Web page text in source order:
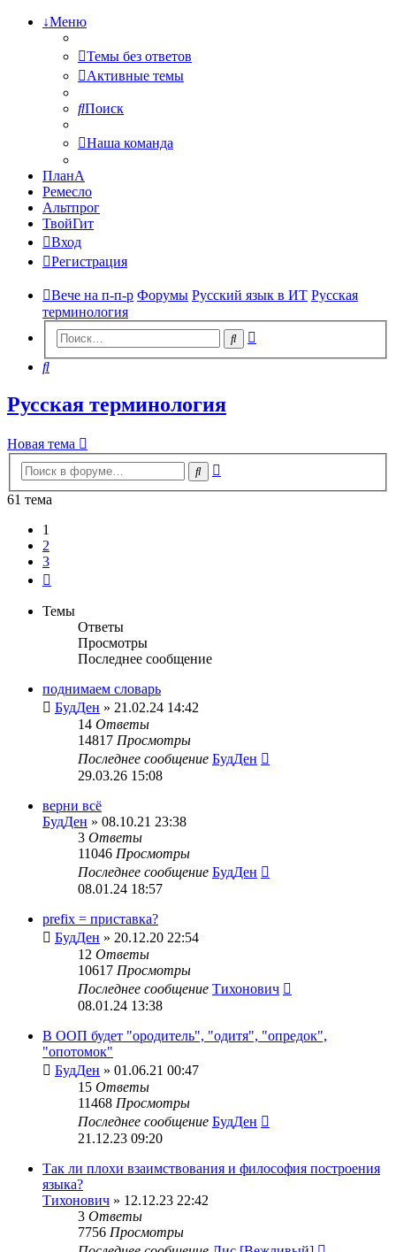
↓Меню
Темы без ответов
Активные темы
Поиск
Наша команда
ПланА
Ремесло
Альтпрог
ТвойГит
Вход
Регистрация
Вече на п-п-р Форумы Русский язык в ИТ Русская
терминология
Поиск
Поиск
Русская терминология
Новая тема
Поиск
61 тема
1
2
3
Темы
Ответы
Просмотры
Последнее сообщение
поднимаем словарь
БудДен » 21.02.24 14:42
14 Ответы
14817 Просмотры
Последнее сообщение БудДен
29.03.26 15:08
верни всё
БудДен » 08.10.21 23:38
3 Ответы
11046 Просмотры
Последнее сообщение БудДен
08.01.24 18:57
prefix = приставка?
БудДен » 20.12.20 22:54
12 Ответы
10617 Просмотры
Последнее сообщение Тихонович
08.01.24 13:38
В ООП будет "ородитель", "одитя", "опредок",
"опотомок"
БудДен » 01.06.21 00:47
15 Ответы
11468 Просмотры
Последнее сообщение БудДен
21.12.23 09:20
Так ли плохи взаимствования и философия построения
языка?
Тихонович » 12.12.23 22:42
3 Ответы
7756 Просмотры